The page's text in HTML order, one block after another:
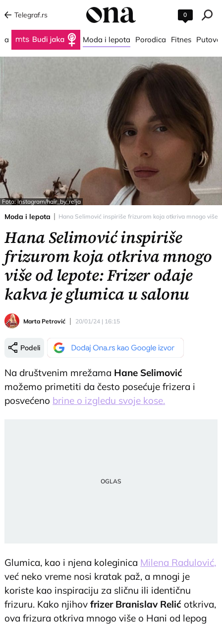
Telegraf.rs 0
Budi jaka Moda i lepota Porodica Fitnes
Foto: Instagram/hair_by_relja
Moda i lepota Hana Selimović inspiriše frizurom koja otkriva mnogo više
Hana Selimović inspiriše
frizurom koja otkriva mnogo
više od lepote: Frizer odaje
kakva je glumica u salonu
Marta Petrović 20/01/24 | 16:15
Podeli
Na društvenim mrežama Hane Selimović
možemo primetiti da često posećuje frizera i
posvećeno brine o izgledu svoje kose.
Glumica, kao i njena koleginica Milena Radulović,
već neko vreme nosi kratak paž, a mnogi je
koriste kao inspiraciju za sličnu ili identičnu
frizuru. Kako njihov frizer Branislav Relić otkriva,
ova frizura otkriva mnogo više o Hani od lepog